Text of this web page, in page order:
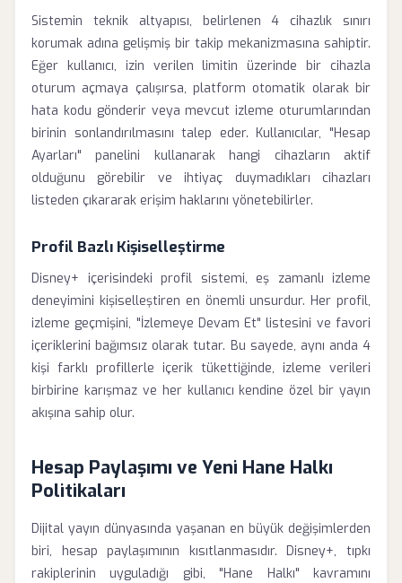
Sistemin teknik altyapısı, belirlenen 4 cihazlık sınırı
korumak adına gelişmiş bir takip mekanizmasına sahiptir.
Eğer kullanıcı, izin verilen limitin üzerinde bir cihazla
oturum açmaya çalışırsa, platform otomatik olarak bir
hata kodu gönderir veya mevcut izleme oturumlarından
birinin sonlandırılmasını talep eder. Kullanıcılar, "Hesap
Ayarları" panelini kullanarak hangi cihazların aktif
olduğunu görebilir ve ihtiyaç duymadıkları cihazları
listeden çıkararak erişim haklarını yönetebilirler.
Profil Bazlı Kişiselleştirme
Disney+ içerisindeki profil sistemi, eş zamanlı izleme
deneyimini kişiselleştiren en önemli unsurdur. Her profil,
izleme geçmişini, "İzlemeye Devam Et" listesini ve favori
içeriklerini bağımsız olarak tutar. Bu sayede, aynı anda 4
kişi farklı profillerle içerik tükettiğinde, izleme verileri
birbirine karışmaz ve her kullanıcı kendine özel bir yayın
akışına sahip olur.
Hesap Paylaşımı ve Yeni Hane Halkı
Politikaları
Dijital yayın dünyasında yaşanan en büyük değişimlerden
biri, hesap paylaşımının kısıtlanmasıdır. Disney+, tıpkı
rakiplerinin uyguladığı gibi, "Hane Halkı" kavramını